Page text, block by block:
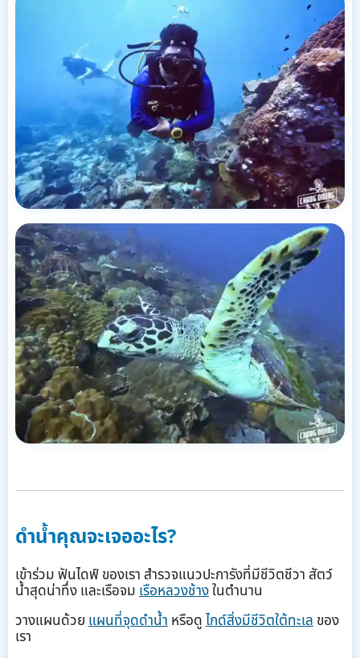
ดำน้ำคุณจะเจออะไร?
เข้าร่วม ฟันไดฟ์ ของเรา สำรวจแนวปะการังที่มีชีวิตชีวา สัตว์
น้ำสุดน่าทึ่ง และเรือจมเรือหลวงช้างในตำนาน
วางแผนด้วยแผนที่จุดดำน้ำหรือดูไกด์สิ่งมีชีวิตใต้ทะเลของ
เรา